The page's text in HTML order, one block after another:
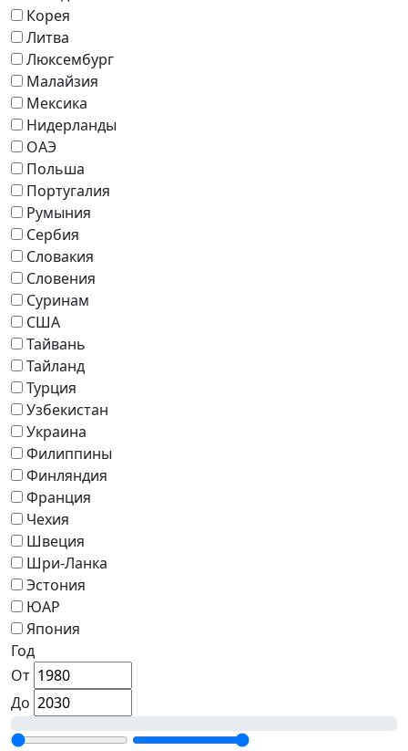
Корея
Литва
Люксембург
Малайзия
Мексика
Нидерланды
ОАЭ
Польша
Португалия
Румыния
Сербия
Словакия
Словения
Суринам
США
Тайвань
Тайланд
Турция
Узбекистан
Украина
Филиппины
Финляндия
Франция
Чехия
Швеция
Шри-Ланка
Эстония
ЮАР
Япония
Год
От
До